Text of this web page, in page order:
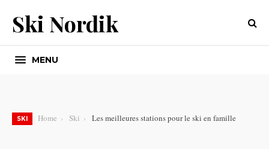
Ski Nordik
MENU
SKI Home Ski Les meilleures stations pour le ski en famille